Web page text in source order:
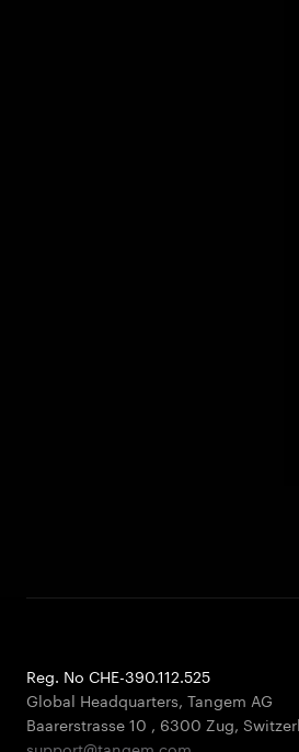
Reg. No CHE-390.112.525
Global Headquarters, Tangem AG
Baarerstrasse 10 , 6300 Zug,